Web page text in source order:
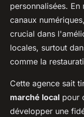
personnalisées.
canaux
crucial dans
locales, surtout
comme la
Cette agence sait
marché local pour
développer une